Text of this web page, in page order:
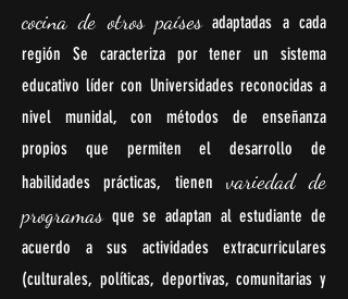
cocina de otros paísesadaptadas a cada
región Se caracteriza por tener un sistema
educativo líder con Universidades reconocidas a
nivel munidal, con métodos de enseñanza
propios que permiten el desarrollo de
habilidades prácticas, tienen variedad de
programasque se adaptan al estudiante de
acuerdo a sus actividades extracurriculares
(culturales, políticas, deportivas, comunitarias y